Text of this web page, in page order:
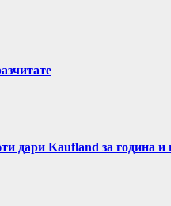
дари Kaufland за година и